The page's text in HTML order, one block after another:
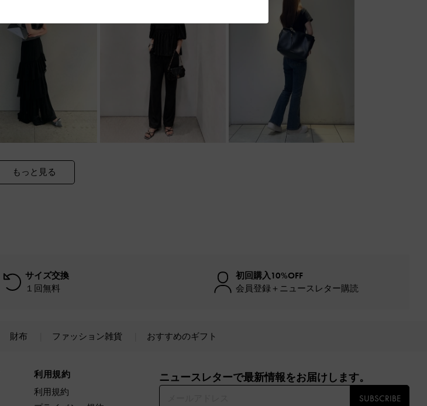
もっと見る
サイズ交換
１回無料
初回購入10%OFF
会員登録＋ニュースレター購読
財布 ファッション雑貨 おすすめのギフト
利用規約
利用規約
ニュースレターで最新情報をお届けします。​
SUBSCRIBE